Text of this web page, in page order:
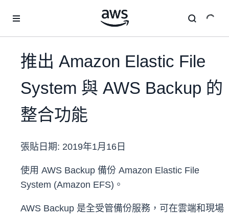
推出 Amazon Elastic File
System 與 AWS Backup 的
整合功能
張貼日期: 2019年1月16日
使用 AWS Backup 備份 Amazon Elastic File
System (Amazon EFS)。
AWS Backup 是全受管備份服務，可在雲端和現場